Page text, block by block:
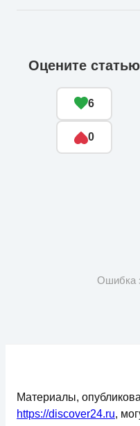
Оцените статью
6
0
Ошибка
Материалы,
https://discover24.ru,